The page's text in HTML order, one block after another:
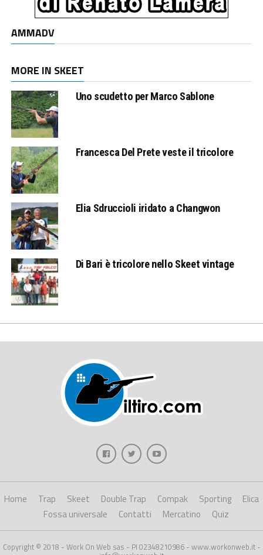
AMMADV
MORE IN SKEET
Uno scudetto per Marco Sablone
Francesca Del Prete veste il tricolore
Elia Sdruccioli iridato a Changwon
Di Bari è tricolore nello Skeet vintage
Home Trap Skeet Double Trap Compak Sporting
Elica
Fossa universale
Contatti Mercatino Quiz
Copyright © 2018 - Work On Web sas - PI 02348210986 - www.workonweb.it -